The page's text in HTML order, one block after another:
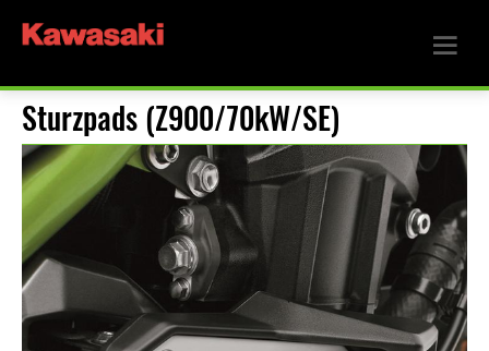
Sturzpads (Z900/70kW/SE)